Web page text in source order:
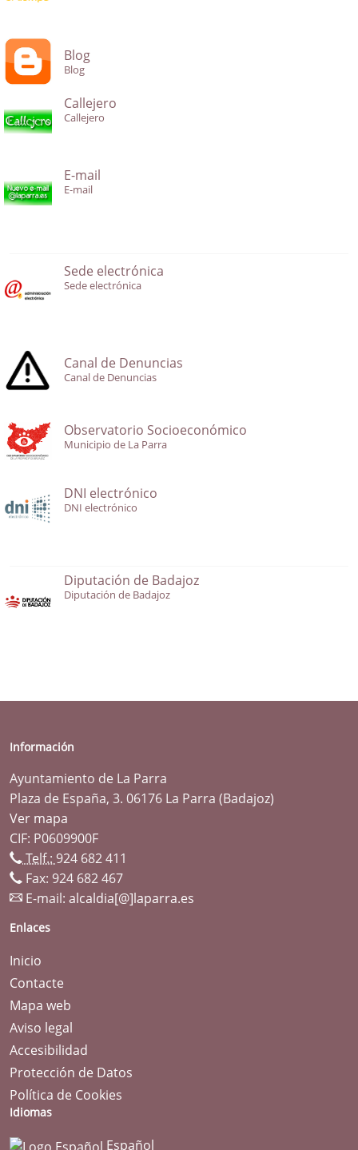
Blog
Blog
Callejero
Callejero
E-mail
E-mail
Sede electrónica
Sede electrónica
Canal de Denuncias
Canal de Denuncias
Observatorio Socioeconómico
Municipio de La Parra
DNI electrónico
DNI electrónico
Diputación de Badajoz
Diputación de Badajoz
Información
Ayuntamiento de La Parra
Plaza de España, 3. 06176 La Parra (Badajoz)
Ver mapa
CIF: P0609900F
Telf.: 924 682 411
Fax: 924 682 467
E-mail: alcaldia[@]laparra.es
Enlaces
Inicio
Contacte
Mapa web
Aviso legal
Accesibilidad
Protección de Datos
Política de Cookies
Idiomas
Español